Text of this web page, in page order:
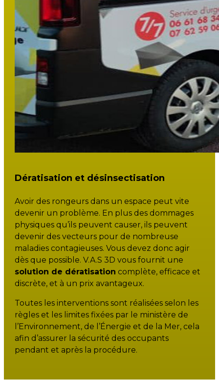
Dératisation et désinsectisation
Avoir des rongeurs dans un espace peut vite
devenir un problème. En plus des dommages
physiques qu’ils peuvent causer, ils peuvent
devenir des vecteurs pour de nombreuse
maladies contagieuses. Vous devez donc agir
dès que possible. V.A.S 3D vous fournit une
solution de dératisation complète, efficace et
discrète, et à un prix avantageux.
Toutes les interventions sont réalisées selon les
règles et les limites fixées par le ministère de
l’Environnement, de l’Énergie et de la Mer, cela
afin d’assurer la sécurité des occupants
pendant et après la procédure.